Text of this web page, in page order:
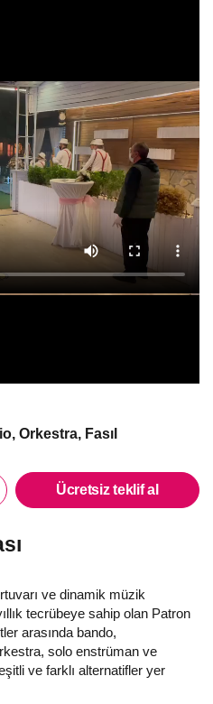
Orkestra, Fasıl
Ücretsiz teklif al
ve dinamik müzik
tecrübeye sahip olan Patron
arasında bando,
solo enstrüman ve
ve farklı alternatifler yer